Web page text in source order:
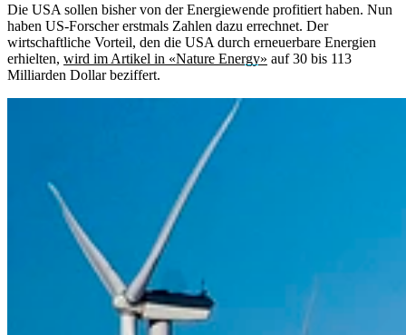
Die USA sollen bisher von der Energiewende profitiert haben. Nun
haben US-Forscher erstmals Zahlen dazu errechnet. Der
wirtschaftliche Vorteil, den die USA durch erneuerbare Energien
erhielten, wird im Artikel in «Nature Energy» auf 30 bis 113
Milliarden Dollar beziffert.